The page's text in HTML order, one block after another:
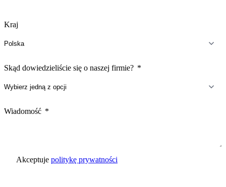
Kraj
Skąd dowiedzieliście się o naszej firmie?
Wiadomość
Akceptuje politykę prywatności